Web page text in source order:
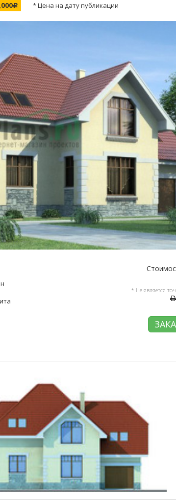
c * Цена на дату публикации
* Не является